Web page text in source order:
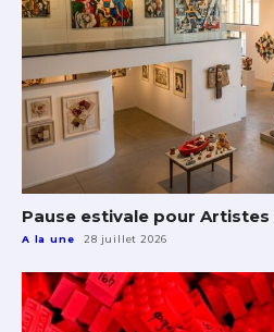
Pause estivale pour Artistes
A la une 28 juillet 2026